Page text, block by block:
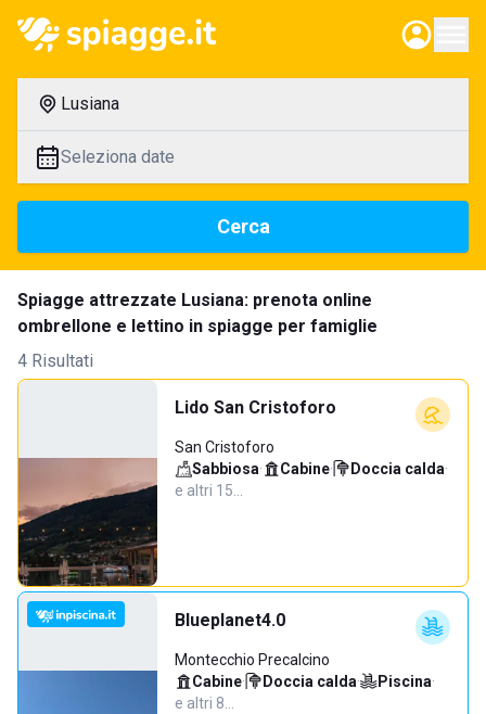
Lusiana
Seleziona date
Cerca
Spiagge attrezzate Lusiana: prenota online
ombrellone e lettino in spiagge per famiglie
4 Risultati
Lido San Cristoforo
San Cristoforo
Sabbiosa· Cabine· Doccia calda·
e altri 15…
Blueplanet4.0
Montecchio Precalcino
Cabine· Doccia calda· Piscina·
e altri 8…